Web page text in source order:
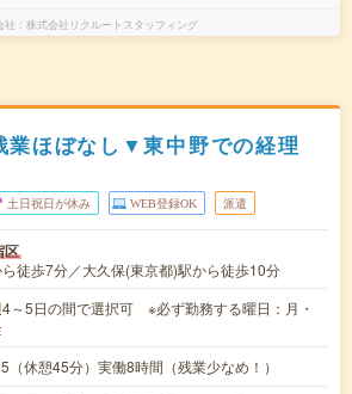
社 株式会社リクルートスタッフィング
業ほぼなし▼東中野での経理
土日祝日が休み WEB登録OK 派遣
区
徒歩7分／大久保(東京都)駅から徒歩10分
4～5日の間で選択可 ※必ず勤務する曜日：月・
（休憩45分）実働8時間（残業少なめ！）